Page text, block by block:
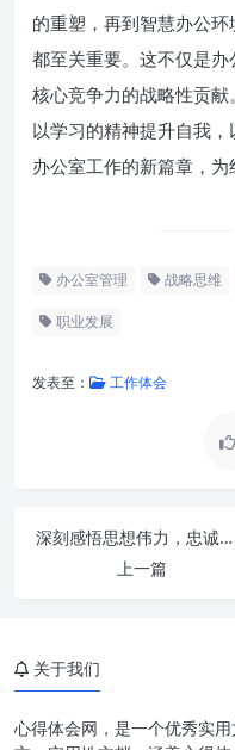
的重塑，再到智慧办公
都至关重要。这不仅是
核心竞争力的战略性贡献
以学习的精神提升自我
办公室工作的新篇章，为
办公室管理 战略思维
职业发展
发表至： 工作体会
深刻感悟思想伟力，忠诚担当勇毅前行——时代呼唤下的精神坐标与实践路径
上一篇
关于我们
心得体会网，是一个优秀实